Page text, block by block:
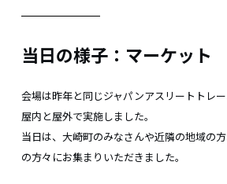
当日の様子：マーケット
会場は昨年と同じジャパンアスリートトレ
屋内と屋外で実施しました。
当日は、大崎町のみなさんや近隣の地域の
の方々にお集まりいただきました。